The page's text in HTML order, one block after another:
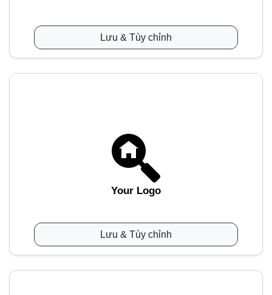
Lưu & Tùy chỉnh
Your Logo
Lưu & Tùy chỉnh